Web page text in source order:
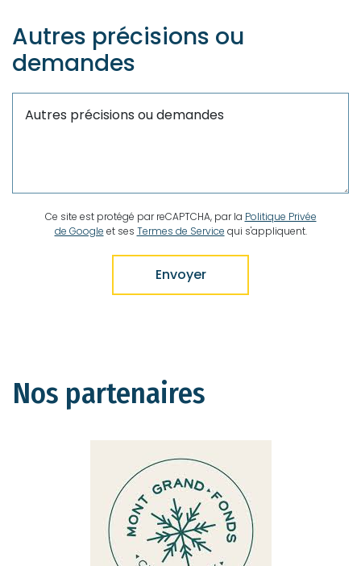
Autres précisions ou
demandes
Ce site est protégé par reCAPTCHA, par la Politique Privée
de Google et ses Termes de Service qui s'appliquent.
Nos partenaires